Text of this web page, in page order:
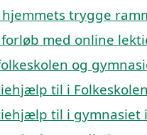
trygge
med online
og
til i
til i gymnasiet